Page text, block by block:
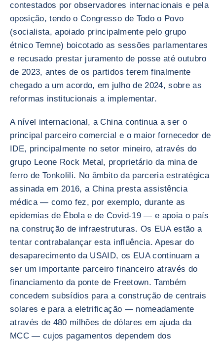
contestados por observadores internacionais e pela
oposição, tendo o Congresso de Todo o Povo
(socialista, apoiado principalmente pelo grupo
étnico Temne) boicotado as sessões parlamentares
e recusado prestar juramento de posse até outubro
de 2023, antes de os partidos terem finalmente
chegado a um acordo, em julho de 2024, sobre as
reformas institucionais a implementar.
A nível internacional, a China continua a ser o
principal parceiro comercial e o maior fornecedor de
IDE, principalmente no setor mineiro, através do
grupo Leone Rock Metal, proprietário da mina de
ferro de Tonkolili. No âmbito da parceria estratégica
assinada em 2016, a China presta assistência
médica — como fez, por exemplo, durante as
epidemias de Ébola e de Covid-19 — e apoia o país
na construção de infraestruturas. Os EUA estão a
tentar contrabalançar esta influência. Apesar do
desaparecimento da USAID, os EUA continuam a
ser um importante parceiro financeiro através do
financiamento da ponte de Freetown. Também
concedem subsídios para a construção de centrais
solares e para a eletrificação — nomeadamente
através de 480 milhões de dólares em ajuda da
MCC — cujos pagamentos dependem dos